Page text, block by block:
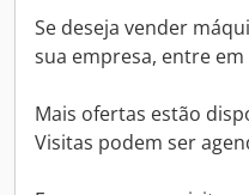
Se deseja vender
sua empresa, entre
Mais ofertas estão
Visitas podem ser